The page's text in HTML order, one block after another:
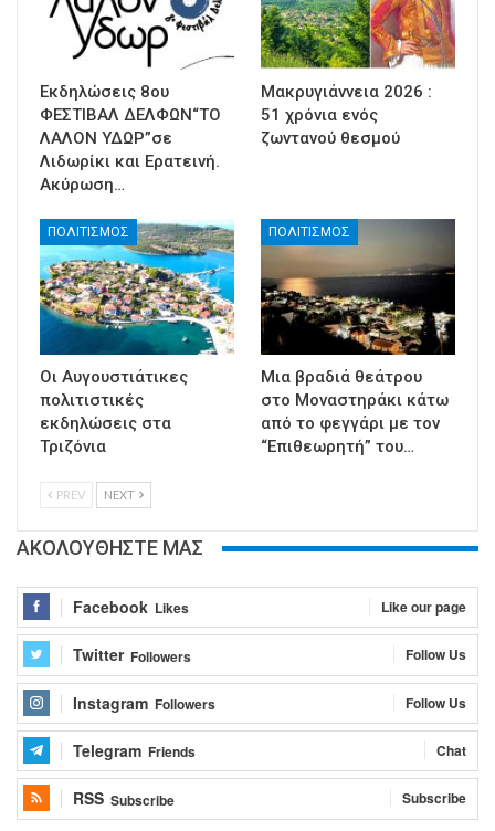
Εκδηλώσεις 8ου
ΦΕΣΤΙΒΑΛ ΔΕΛΦΩΝ“ΤΟ
ΛΑΛΟΝ ΥΔΩΡ”σε
Λιδωρίκι και Ερατεινή.
Ακύρωση…
Μακρυγιάννεια 2026 :
51 χρόνια ενός
ζωντανού θεσμού
ΠΟΛΙΤΙΣΜΟΣ
Οι Αυγουστιάτικες
πολιτιστικές
εκδηλώσεις στα
Τριζόνια
ΠΟΛΙΤΙΣΜΟΣ
Μια βραδιά θεάτρου
στο Μοναστηράκι κάτω
από το φεγγάρι με τον
“Επιθεωρητή” του…
PREV NEXT
ΑΚΟΛΟΥΘΗΣΤΕ ΜΑΣ
Facebook Likes Like our page
Twitter Followers Follow Us
Instagram Followers Follow Us
Telegram Friends Chat
RSS Subscribe Subscribe